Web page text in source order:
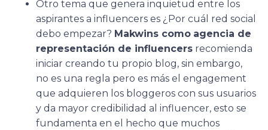
Otro tema que genera inquietud entre los
aspirantes a influencers es ¿Por cuál red social
debo empezar? Makwins como agencia de
representación de influencers recomienda
iniciar creando tu propio blog, sin embargo,
no es una regla pero es más el engagement
que adquieren los bloggeros con sus usuarios
y da mayor credibilidad al influencer, esto se
fundamenta en el hecho que muchos